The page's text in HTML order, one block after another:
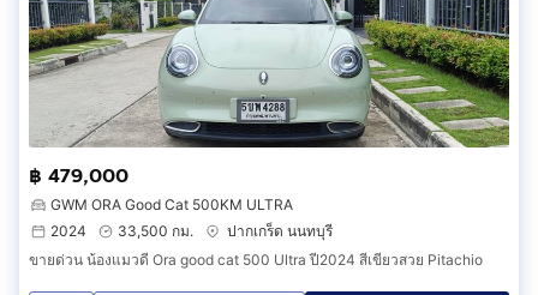
฿ 479,000
GWM ORA Good Cat 500KM ULTRA
2024
33,500 กม.
ปากเกร็ด นนทบุรี
ขายด่วน น้องแมวดี Ora good cat 500 Ultra ปี2024 สีเขียวสวย Pitachio